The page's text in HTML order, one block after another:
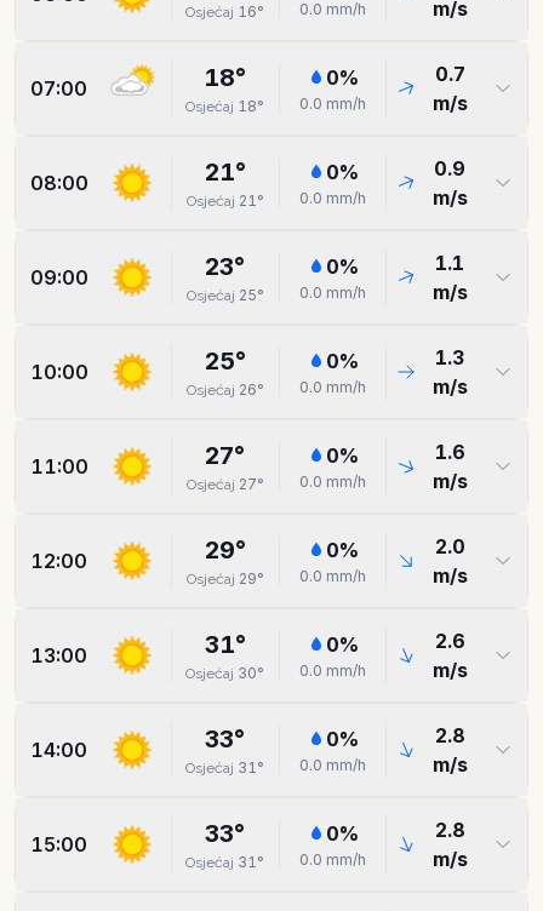
Osjećaj 16° 0.0 mm/h
m/s
07:00 18°
Osjećaj 18°
0%
0.0 mm/h
0.7
m/s
08:00 21°
Osjećaj 21°
0%
0.0 mm/h
0.9
m/s
09:00 23°
Osjećaj 25°
0%
0.0 mm/h
1.1
m/s
10:00 25°
Osjećaj 26°
0%
0.0 mm/h
1.3
m/s
11:00 27°
Osjećaj 27°
0%
0.0 mm/h
1.6
m/s
12:00 29°
Osjećaj 29°
0%
0.0 mm/h
2.0
m/s
13:00 31°
Osjećaj 30°
0%
0.0 mm/h
2.6
m/s
14:00 33°
Osjećaj 31°
0%
0.0 mm/h
2.8
m/s
15:00 33°
Osjećaj 31°
0%
0.0 mm/h
2.8
m/s